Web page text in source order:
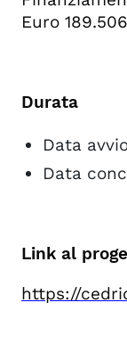
Euro
Durata
Data
Data
Link al
https://